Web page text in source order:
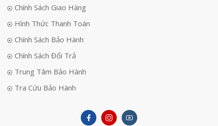
Bộ nhận tín hiệu SHURE UA844SWB
suất cao trong mọi điều kiện sử dụng. Với thiết kế gọn nhẹ và khả năng
khuếch đại tín hiệu mạnh mẽ, UA844SWB đáp ứng tốt cho các sự kiện
Chính Sách Giao Hàng
Hình Thức Thanh Toán
Chính Sách Bảo Hành
Chính Sách Đổi Trả
Trung Tâm Bảo Hành
Tra Cứu Bảo Hành